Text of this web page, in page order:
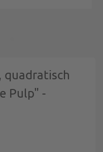
quadratisch
Pulp" -